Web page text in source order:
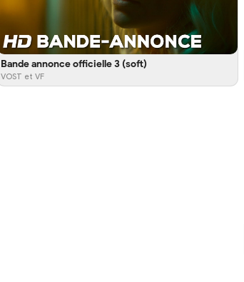
Bande annonce officielle 3 (soft)
VOST et VF